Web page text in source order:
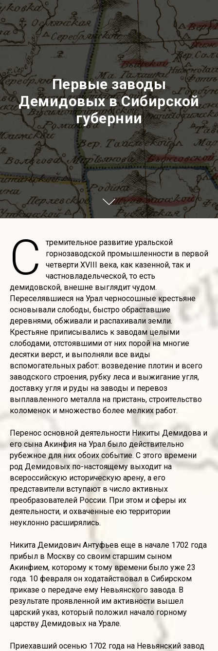
Первые заводы
Демидовых в Сибирской
губернии
С
тремительное развитие уральской
горнозаводской промышленности в первой
четверти XVIII века, как казенной, так и
частновладельческой, то есть
демидовской, внешне выглядит чудом.
Переселявшиеся на Урал черносошные крестьяне
основывали слободы, быстро обраставшие
деревнями, обживали и распахивали земли.
Крестьяне приписывались к заводам целыми
слободами, отстоявшими от них порой на многие
десятки верст, и выполняли все виды
вспомогательных работ: возведение плотин и всего
заводского строения, рубку леса и выжигание угля,
доставку угля и руды на заводы и перевоз
выплавленного металла на пристань, строительство
коломенок и множество более мелких работ.
Перенос основной деятельности Никиты Демидова и
его сына Акинфия на Урал было действительно
рубежное для них обоих событие. С этого времени
род Демидовых по-настоящему выходит на
всероссийскую историческую арену, а его
представители вступают в число активных
преобразователей России. При этом и сферы их
деятельности, и охваченные ею территории
неуклонно расширялись.
Никита Демидович Антуфьев еще в начале 1702 года
прибыл в Москву со своим старшим сыном
Акинфием, которому к тому времени было уже 23
года. 10 февраля он ходатайствовал в Сибирском
приказе о передаче ему Невьянского завода. В
результате проявленной им активности вышел
царский указ, который положил начало горному
царству Демидовых на Урале.
Приехавший осенью 1702 года на Невьянский завод